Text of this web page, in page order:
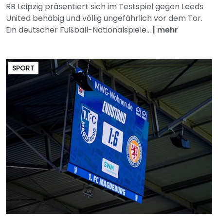
RB Leipzig präsentiert sich im Testspiel gegen Leeds
United behäbig und völlig ungefährlich vor dem Tor.
Ein deutscher Fußball-Nationalspiele... | mehr
SPORT